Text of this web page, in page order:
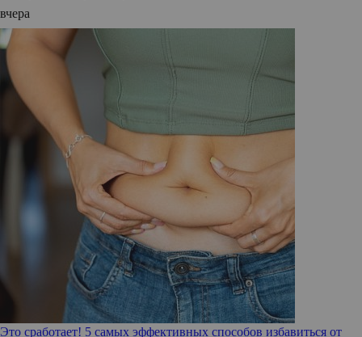
вчера
Это сработает! 5 самых эффективных способов избавиться от